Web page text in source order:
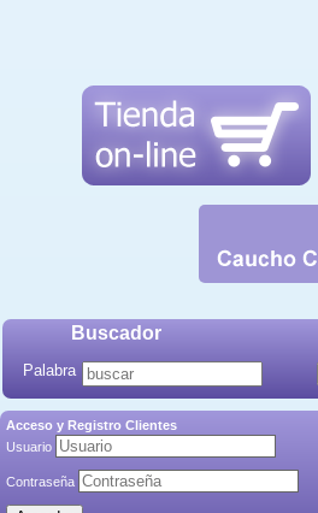
Buscador
Palabra
Acceso y Registro Clientes
Usuario
Contraseña